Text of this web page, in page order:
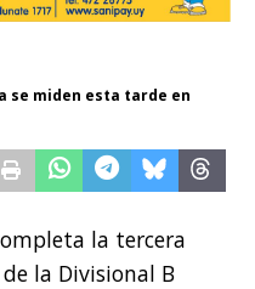
se miden esta tarde en
la tercera
la Divisional B